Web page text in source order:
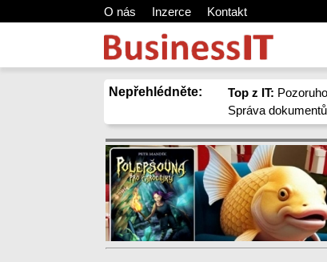
O nás Inzerce Kontakt
Nepřehlédněte: Top z IT:
Správa dokumentů